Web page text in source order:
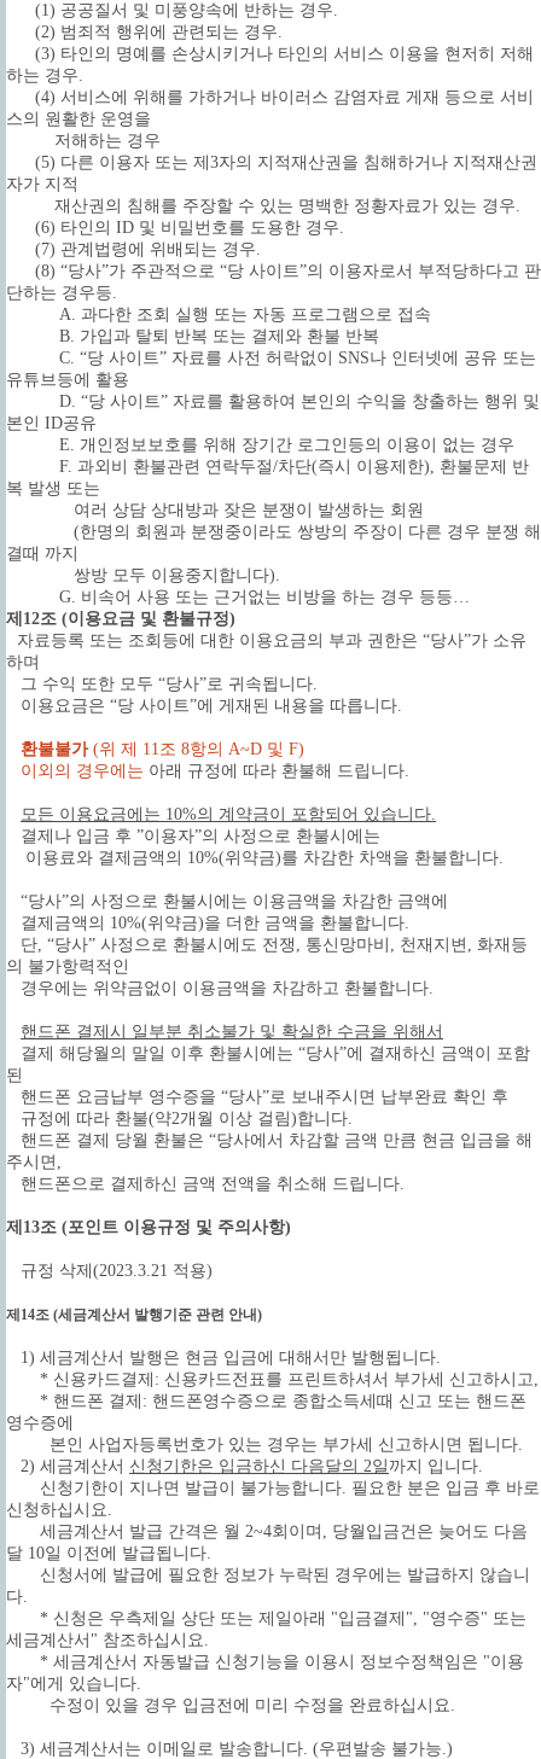
(1) 공공질서 및 미풍양속에 반하는 경우.
(2) 범죄적 행위에 관련되는 경우.
(3) 타인의 명예를 손상시키거나 타인의 서비스 이용을 현저히 저해
하는 경우.
(4) 서비스에 위해를 가하거나 바이러스 감염자료 게재 등으로 서비
스의 원활한 운영을
저해하는 경우
(5) 다른 이용자 또는 제3자의 지적재산권을 침해하거나 지적재산권
자가 지적
재산권의 침해를 주장할 수 있는 명백한 정황자료가 있는 경우.
(6) 타인의 ID 및 비밀번호를 도용한 경우.
(7) 관계법령에 위배되는 경우.
(8) “당사”가 주관적으로 “당 사이트”의 이용자로서 부적당하다고 판
단하는 경우등.
A. 과다한 조회 실행 또는 자동 프로그램으로 접속
B. 가입과 탈퇴 반복 또는 결제와 환불 반복
C. “당 사이트” 자료를 사전 허락없이 SNS나 인터넷에 공유 또는
유튜브등에 활용
D. “당 사이트” 자료를 활용하여 본인의 수익을 창출하는 행위 및
본인 ID공유
E. 개인정보보호를 위해 장기간 로그인등의 이용이 없는 경우
F. 과외비 환불관련 연락두절/차단(즉시 이용제한), 환불문제 반
복 발생 또는
여러 상담 상대방과 잦은 분쟁이 발생하는 회원
(한명의 회원과 분쟁중이라도 쌍방의 주장이 다른 경우 분쟁 해
결때 까지
쌍방 모두 이용중지합니다).
G. 비속어 사용 또는 근거없는 비방을 하는 경우 등등…
제12조 (이용요금 및 환불규정)
자료등록 또는 조회등에 대한 이용요금의 부과 권한은 “당사”가 소유
하며
그 수익 또한 모두 “당사”로 귀속됩니다.
이용요금은 “당 사이트”에 게재된 내용을 따릅니다.
환불불가(위 제 11조 8항의 A~D 및 F)
이외의 경우에는 아래 규정에 따라 환불해 드립니다.
모든 이용요금에는 10%의 계약금이 포함되어 있습니다.
결제나 입금 후 ”이용자”의 사정으로 환불시에는
이용료와 결제금액의 10%(위약금)를 차감한 차액을 환불합니다.
“당사”의 사정으로 환불시에는 이용금액을 차감한 금액에
결제금액의 10%(위약금)을 더한 금액을 환불합니다.
단, “당사” 사정으로 환불시에도 전쟁, 통신망마비, 천재지변, 화재등
의 불가항력적인
경우에는 위약금없이 이용금액을 차감하고 환불합니다.
핸드폰 결제시 일부분 취소불가 및 확실한 수금을 위해서
결제 해당월의 말일 이후 환불시에는 “당사”에 결재하신 금액이 포함
된
핸드폰 요금납부 영수증을 “당사”로 보내주시면 납부완료 확인 후
규정에 따라 환불(약2개월 이상 걸림)합니다.
핸드폰 결제 당월 환불은 “당사에서 차감할 금액 만큼 현금 입금을 해
주시면,
핸드폰으로 결제하신 금액 전액을 취소해 드립니다.
제13조 (포인트 이용규정 및 주의사항)
규정 삭제(2023.3.21 적용)
제14조 (세금계산서 발행기준 관련 안내)
1) 세금계산서 발행은 현금 입금에 대해서만 발행됩니다.
* 신용카드결제: 신용카드전표를 프린트하셔서 부가세 신고하시고,
* 핸드폰 결제: 핸드폰영수증으로 종합소득세때 신고 또는 핸드폰
영수증에
본인 사업자등록번호가 있는 경우는 부가세 신고하시면 됩니다.
2) 세금계산서 신청기한은 입금하신 다음달의 2일 까지 입니다.
신청기한이 지나면 발급이 불가능합니다. 필요한 분은 입금 후 바로
신청하십시요.
세금계산서 발급 간격은 월 2~4회이며, 당월입금건은 늦어도 다음
달 10일 이전에 발급됩니다.
신청서에 발급에 필요한 정보가 누락된 경우에는 발급하지 않습니
다.
* 신청은 우측제일 상단 또는 제일아래 "입금결제", "영수증" 또는
세금계산서" 참조하십시요.
* 세금계산서 자동발급 신청기능을 이용시 정보수정책임은 "이용
자"에게 있습니다.
수정이 있을 경우 입금전에 미리 수정을 완료하십시요.
3) 세금계산서는 이메일로 발송합니다. (우편발송 불가능.)